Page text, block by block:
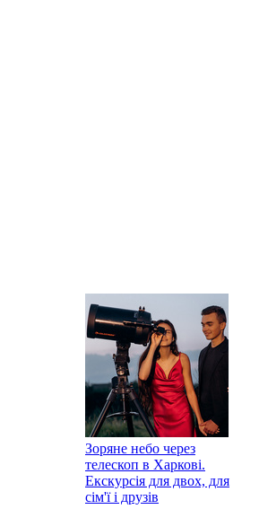
Зоряне небо через
телескоп в Харкові.
Екскурсія для двох, для
сім'ї і друзів